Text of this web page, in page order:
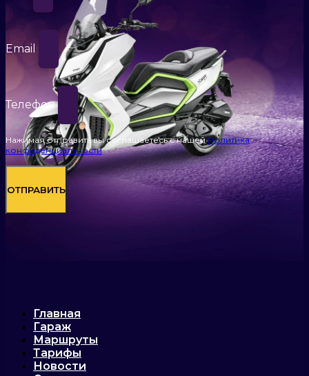
Email
Телефон
Нажимая отправить вы соглашаетесь с нашейПолитика
конфиденциальности
ОТПРАВИТЬ
Главная
Гараж
Маршруты
Тарифы
Новости